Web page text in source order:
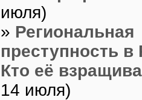
июля)
» Региональная
преступность в
Кто её
14 июля)